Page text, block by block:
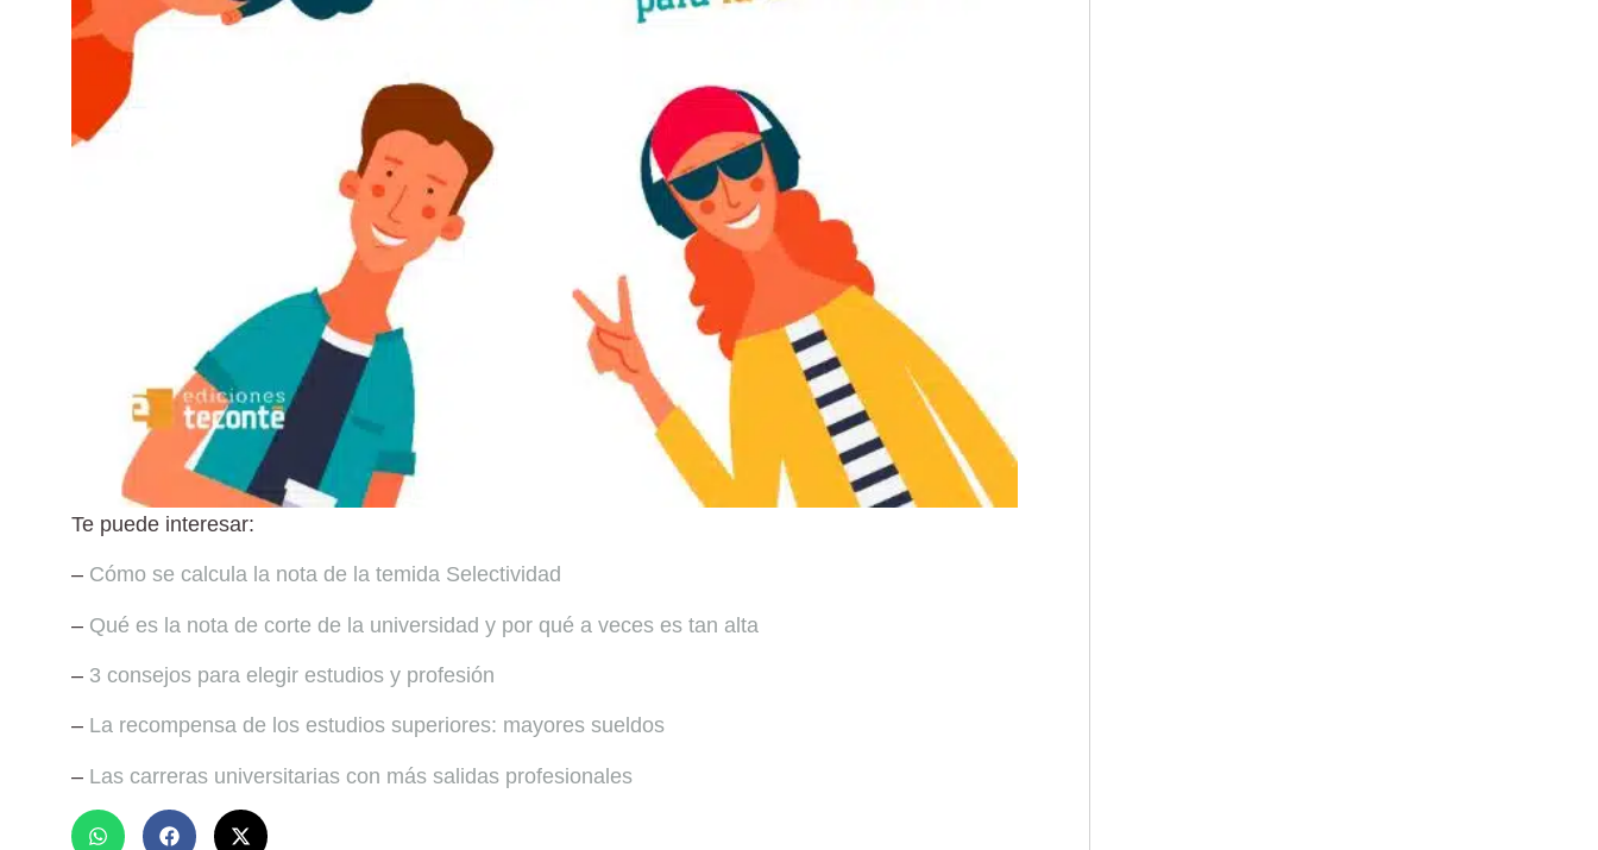
Te puede interesar:
– Cómo se calcula la nota de la temida Selectividad
– Qué es la nota de corte de la universidad y por qué a veces es tan alta
– 3 consejos para elegir estudios y profesión
– La recompensa de los estudios superiores: mayores sueldos
– Las carreras universitarias con más salidas profesionales